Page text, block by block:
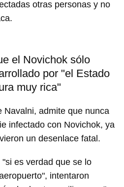
otras personas y no
el Novichok sólo
por "el Estado
muy rica"
Navalni, admite que nunca
infectado con Novichok, ya
un desenlace fatal.
es verdad que se lo
intentaron